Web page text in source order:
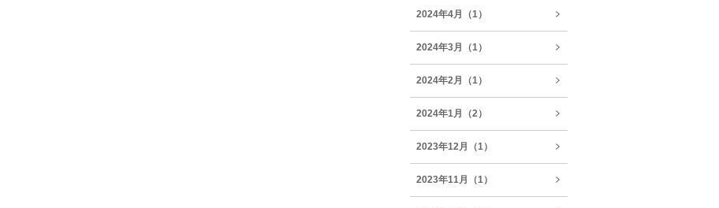
2024年4月（1）
2024年3月（1）
2024年2月（1）
2024年1月（2）
2023年12月（1）
2023年11月（1）